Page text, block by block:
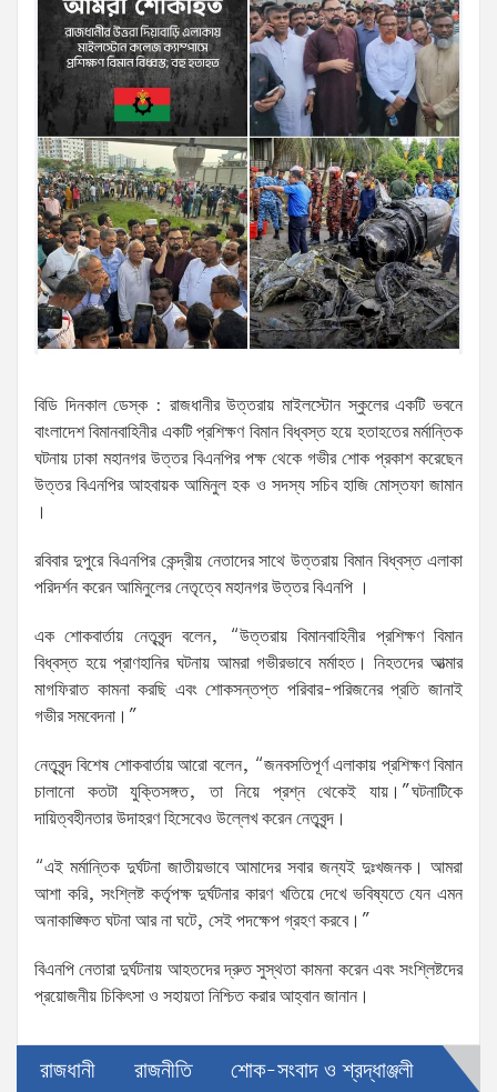
বিডি দিনকাল ডেস্ক : রাজধানীর উত্তরায় মাইলস্টোন স্কুলের একটি ভবনে
বাংলাদেশ বিমানবাহিনীর একটি প্রশিক্ষণ বিমান বিধ্বস্ত হয়ে হতাহতের মর্মান্তিক
ঘটনায় ঢাকা মহানগর উত্তর বিএনপির পক্ষ থেকে গভীর শোক প্রকাশ করেছেন
উত্তর বিএনপির আহবায়ক আমিনুল হক ও সদস্য সচিব হাজি মোস্তফা জামান
।
রবিবার দুপুরে বিএনপির কেন্দ্রীয় নেতাদের সাথে উত্তরায় বিমান বিধ্বস্ত এলাকা
পরিদর্শন করেন আমিনুলের নেতৃত্বে মহানগর উত্তর বিএনপি ।
এক শোকবার্তায় নেতৃবৃন্দ বলেন, “উত্তরায় বিমানবাহিনীর প্রশিক্ষণ বিমান
বিধ্বস্ত হয়ে প্রাণহানির ঘটনায় আমরা গভীরভাবে মর্মাহত। নিহতদের আত্মার
মাগফিরাত কামনা করছি এবং শোকসন্তপ্ত পরিবার-পরিজনের প্রতি জানাই
গভীর সমবেদনা।”
নেতৃবৃন্দ বিশেষ শোকবার্তায় আরো বলেন, “জনবসতিপূর্ণ এলাকায় প্রশিক্ষণ বিমান
চালানো কতটা যুক্তিসঙ্গত, তা নিয়ে প্রশ্ন থেকেই যায়।”ঘটনাটিকে
দায়িত্বহীনতার উদাহরণ হিসেবেও উল্লেখ করেন নেতৃবৃন্দ।
“এই মর্মান্তিক দুর্ঘটনা জাতীয়ভাবে আমাদের সবার জন্যই দুঃখজনক। আমরা
আশা করি, সংশ্লিষ্ট কর্তৃপক্ষ দুর্ঘটনার কারণ খতিয়ে দেখে ভবিষ্যতে যেন এমন
অনাকাঙ্ক্ষিত ঘটনা আর না ঘটে, সেই পদক্ষেপ গ্রহণ করবে।”
বিএনপি নেতারা দুর্ঘটনায় আহতদের দ্রুত সুস্থতা কামনা করেন এবং সংশ্লিষ্টদের
প্রয়োজনীয় চিকিৎসা ও সহায়তা নিশ্চিত করার আহ্বান জানান।
রাজধানী রাজনীতি শোক-সংবাদ ও শ্রদ্ধাঞ্জলী